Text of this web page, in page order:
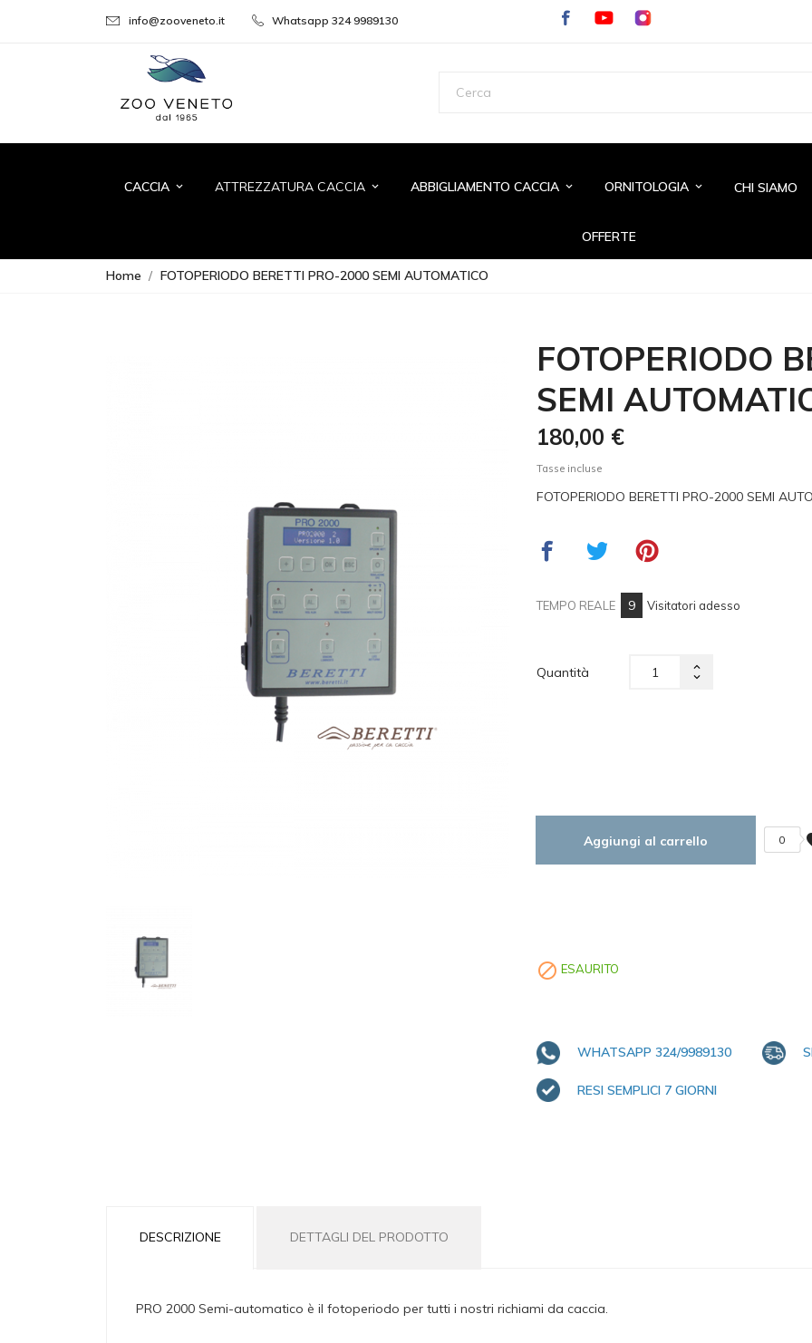
info@zooveneto.it Whatsapp 324 9989130
CACCIA keyboard_arrow_down ATTREZZATURA CACCIA keyboard_arrow_down ABBIGLIAMENTO CACCIA keyboard_arrow_down ORNITOLOGIA keyboard_arrow_down CHI SIAMO
OFFERTE
Home FOTOPERIODO BERETTI PRO-2000 SEMI AUTOMATICO
FOTOPERIODO
SEMI
180,00 €
Tasse incluse
FOTOPERIODO BERETTI PRO-2000 SEMI
TEMPO REALE 9 Visitatori adesso
Quantità
Aggiungi al carrello 0
 ESAURITO
WHATSAPP 324/9989130
RESI SEMPLICI 7 GIORNI
DESCRIZIONE DETTAGLI DEL PRODOTTO
PRO 2000 Semi-automatico è il fotoperiodo per tutti i nostri richiami da caccia.